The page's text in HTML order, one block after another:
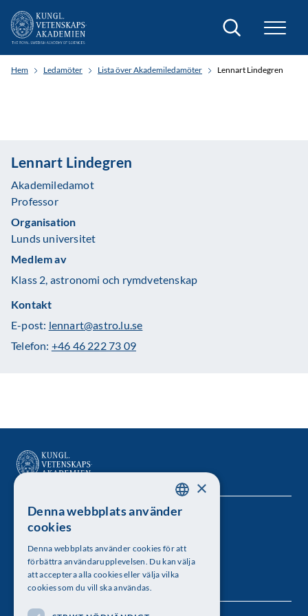
Sök
Hem Ledamöter Lista över Akademiledamöter Lennart Lindegren
Lennart Lindegren
Akademiledamot
Professor
Organisation
Lunds universitet
Medlem av
Klass 2, astronomi och rymdvetenskap
Kontakt
E-post: lennart@astro.lu.se
Telefon: +46 46 222 73 09
Kungl. Vetenskapsakademien
Besöksadress: Lilla Frescativägen 4A
Telefon: 08-673 95 00
SWEDISH
×
Denna webbplats använder
cookies
Denna webbplats använder cookies för att
förbättra användarupplevelsen. Du kan välja
att acceptera alla cookies eller välja vilka
cookies som du vill ska användas.